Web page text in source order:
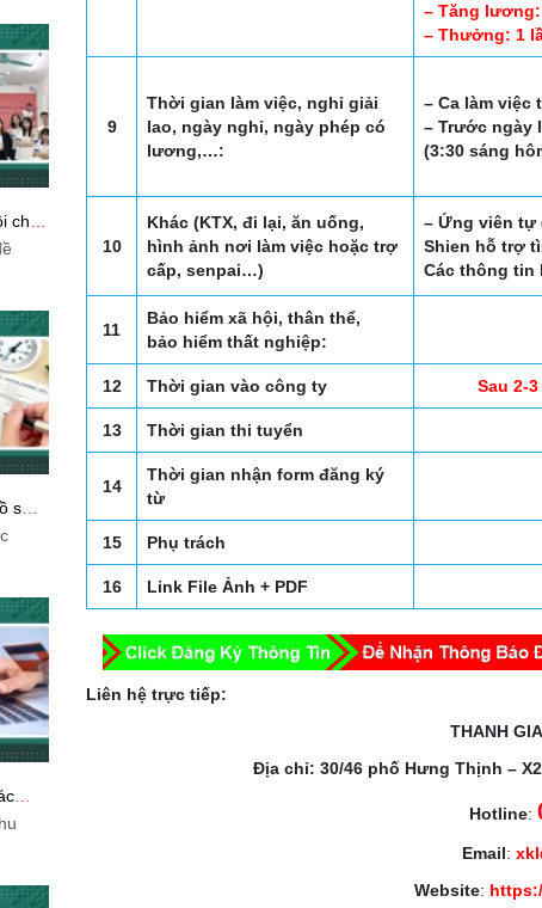
– Tăng
– Thưởng: 1
9
Thời gian làm việc, nghỉ giải
lao, ngày nghỉ, ngày phép có
lương,…:
– Ca làm việc
– Trước ngày
(3:30 sáng
10
Khác (KTX, đi lại, ăn uống,
hình ảnh nơi làm việc hoặc trợ
cấp, senpai…)
– Ứng viên tự
Shien hỗ trợ
Các thông tin
11
Bảo hiểm xã hội, thân thể,
bảo hiểm thất nghiệp:
12 Thời gian vào công ty Sau 2-
13 Thời gian thi tuyển
14
Thời gian nhận form đăng ký
từ
15 Phụ trách
16 Link File Ảnh + PDF
Liên hệ trực tiếp:
THANH
Địa chỉ: 30/46 phố Hưng Thịnh –
Hotline:
Email:
Website:
sơ